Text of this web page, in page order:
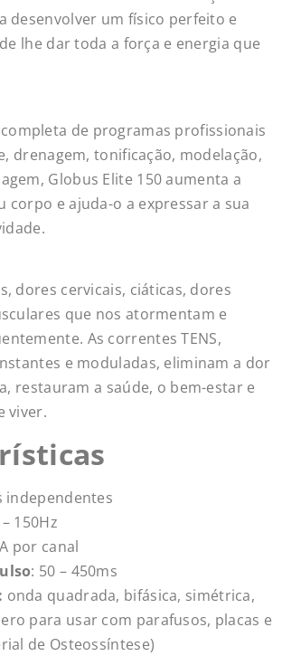
desenvolver um físico perfeito e
lhe dar toda a força e energia que
de programas profissionais
drenagem, tonificação, modelação,
Globus Elite 150 aumenta a
corpo e ajuda-o a expressar a sua
dores cervicais, ciáticas, dores
que nos atormentam e
As correntes TENS,
e moduladas, eliminam a dor
restauram a saúde, o bem-estar e
viver.
independentes
150Hz
por canal
: 50 – 450ms
onda quadrada, bifásica, simétrica,
para usar com parafusos, placas e
de Osteossíntese)